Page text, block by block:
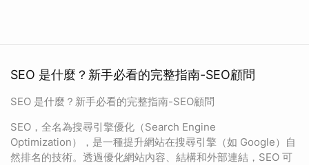
SEO 是什麼？新手必看的完整指南-SEO顧問
SEO 是什麼？新手必看的完整指南-SEO顧問
SEO，全名為搜尋引擎優化（Search Engine
Optimization），是一種提升網站在搜尋引擎（如 Google）自
然排名的技術。透過優化網站內容、結構和外部連結，SEO 可